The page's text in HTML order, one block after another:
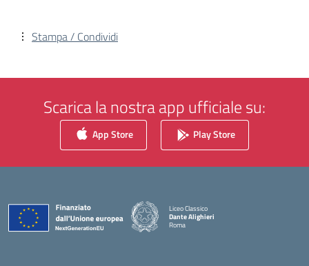
Stampa / Condividi
Scarica la nostra app ufficiale su:
App Store Play Store
Liceo Classico
Dante Alighieri
Roma